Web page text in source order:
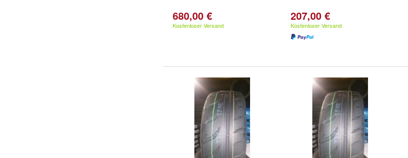
680,00 €
Kostenloser Versand
207,00 €
Kostenloser Versand